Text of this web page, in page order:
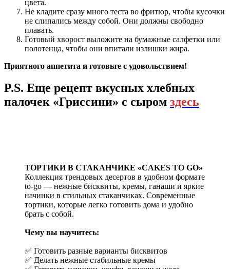
цвета.
Не кладите сразу много теста во фритюр, чтобы кусочки
не слипались между собой. Они должны свободно
плавать.
Готовый хворост выложите на бумажные салфетки или
полотенца, чтобы они впитали излишки жира.
Приятного аппетита и готовьте с удовольствием!
P.S. Еще рецепт вкусных хлебных
палочек «Гриссини» с сыром здесь
ТОРТИКИ В СТАКАНЧИКЕ «CAKES TO GO»
Коллекция трендовых десертов в удобном формате
to-go — нежные бисквиты, кремы, ганаши и яркие
начинки в стильных стаканчиках. Современные
тортики, которые легко готовить дома и удобно
брать с собой.
Чему вы научитесь:
✅ Готовить разные варианты бисквитов
✅ Делать нежные стабильные кремы